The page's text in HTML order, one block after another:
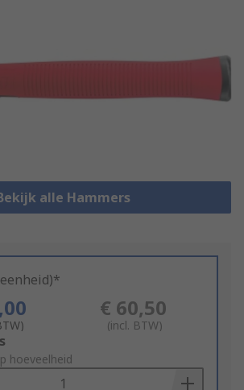
alle Hammers
€ 60,50
(incl. BTW)
hoeveelheid